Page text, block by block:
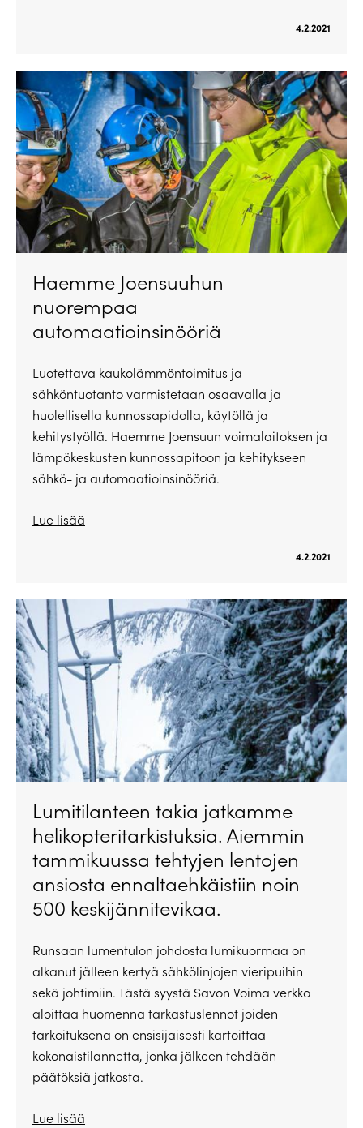
4.2.2021
Haemme Joensuuhun
nuorempaa
automaatioinsinööriä
Luotettava kaukolämmöntoimitus ja
sähköntuotanto varmistetaan osaavalla ja
huolellisella kunnossapidolla, käytöllä ja
kehitystyöllä. Haemme Joensuun voimalaitoksen ja
lämpökeskusten kunnossapitoon ja kehitykseen
sähkö- ja automaatioinsinööriä.
Lue lisää
4.2.2021
Lumitilanteen takia jatkamme
helikopteritarkistuksia. Aiemmin
tammikuussa tehtyjen lentojen
ansiosta ennaltaehkäistiin noin
500 keskijännitevikaa.
Runsaan lumentulon johdosta lumikuormaa on
alkanut jälleen kertyä sähkölinjojen vieripuihin
sekä johtimiin. Tästä syystä Savon Voima verkko
aloittaa huomenna tarkastuslennot joiden
tarkoituksena on ensisijaisesti kartoittaa
kokonaistilannetta, jonka jälkeen tehdään
päätöksiä jatkosta.
Lue lisää